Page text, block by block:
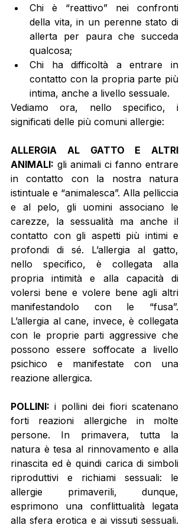
Chi è “reattivo” nei confronti
della vita, in un perenne stato di
allerta per paura che succeda
qualcosa;
Chi ha difficoltà a entrare in
contatto con la propria parte più
intima, anche a livello sessuale.
Vediamo ora, nello specifico, i
significati delle più comuni allergie:
ALLERGIA AL GATTO E ALTRI
ANIMALI: gli animali ci fanno entrare
in contatto con la nostra natura
istintuale e “animalesca”. Alla pelliccia
e al pelo, gli uomini associano le
carezze, la sessualità ma anche il
contatto con gli aspetti più intimi e
profondi di sé. L’allergia al gatto,
nello specifico, è collegata alla
propria intimità e alla capacità di
volersi bene e volere bene agli altri
manifestandolo con le “fusa”.
L’allergia al cane, invece, è collegata
con le proprie parti aggressive che
possono essere soffocate a livello
psichico e manifestate con una
reazione allergica.
POLLINI: i pollini dei fiori scatenano
forti reazioni allergiche in molte
persone. In primavera, tutta la
natura è tesa al rinnovamento e alla
rinascita ed è quindi carica di simboli
riproduttivi e richiami sessuali: le
allergie primaverili, dunque,
esprimono una conflittualità legata
alla sfera erotica e ai vissuti sessuali.